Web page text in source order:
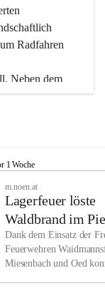
Radfahren
Neben dem
Unterberg
oder
sowie
und urigen
Ort.
geschrieben
1 Woche
m.noen.at
Lagerfeuer löste
Waldbrand im
aus
Dank dem Einsatz der
Feuerwehren
Miesenbach und Oed